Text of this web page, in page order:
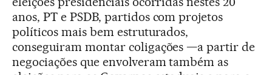
anos, PT e PSDB, partidos com projetos
políticos mais bem estruturados,
conseguiram montar coligações —a partir de
negociações que envolveram também as